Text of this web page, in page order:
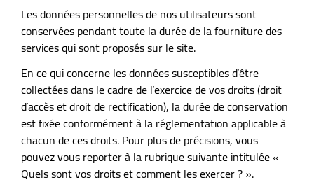
Les données personnelles de nos utilisateurs sont
conservées pendant toute la durée de la fourniture des
services qui sont proposés sur le site.
En ce qui concerne les données susceptibles d’être
collectées dans le cadre de l’exercice de vos droits (droit
d’accès et droit de rectification), la durée de conservation
est fixée conformément à la réglementation applicable à
chacun de ces droits. Pour plus de précisions, vous
pouvez vous reporter à la rubrique suivante intitulée «
Quels sont vos droits et comment les exercer ? ».